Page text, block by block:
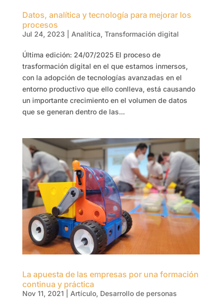
Datos, analítica y tecnología para mejorar los
procesos
Jul 24, 2023 Analítica, Transformación digital
Última edición: 24/07/2025 El proceso de
trasformación digital en el que estamos inmersos,
con la adopción de tecnologías avanzadas en el
entorno productivo que ello conlleva, está causando
un importante crecimiento en el volumen de datos
que se generan dentro de las...
La apuesta de las empresas por una formación
continua y práctica
Nov 11, 2021 Artículo, Desarrollo de personas